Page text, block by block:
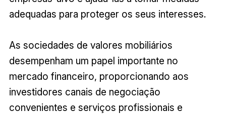
adequadas para proteger os seus interesses.
As sociedades de valores mobiliários
desempenham um papel importante no
mercado financeiro, proporcionando aos
investidores canais de negociação
convenientes e serviços profissionais e